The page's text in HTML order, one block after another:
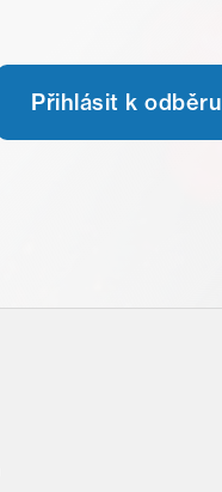
Přihlásit k odběru